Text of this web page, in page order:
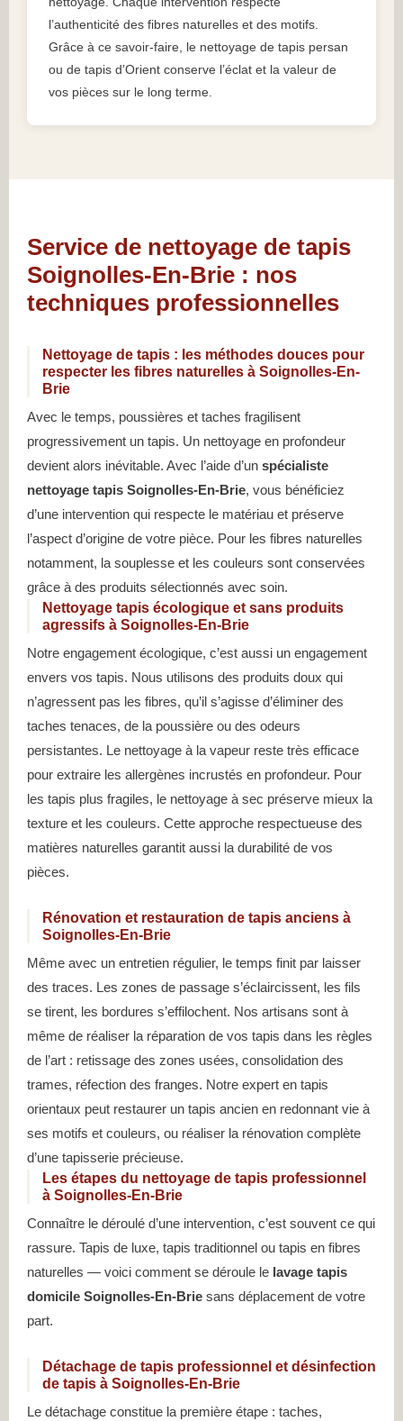
l’authenticité des fibres naturelles et des motifs.
Grâce à ce savoir-faire, le nettoyage de tapis persan
ou de tapis d’Orient conserve l’éclat et la valeur de
vos pièces sur le long terme.
Service de nettoyage de tapis
Soignolles-En-Brie : nos
techniques professionnelles
Nettoyage de tapis : les méthodes douces pour
respecter les fibres naturelles à Soignolles-En-
Brie
Avec le temps, poussières et taches fragilisent
progressivement un tapis. Un nettoyage en profondeur
devient alors inévitable. Avec l’aide d’un spécialiste
nettoyage tapis Soignolles-En-Brie, vous bénéficiez
d’une intervention qui respecte le matériau et préserve
l’aspect d’origine de votre pièce. Pour les fibres naturelles
notamment, la souplesse et les couleurs sont conservées
grâce à des produits sélectionnés avec soin.
Nettoyage tapis écologique et sans produits
agressifs à Soignolles-En-Brie
Notre engagement écologique, c’est aussi un engagement
envers vos tapis. Nous utilisons des produits doux qui
n’agressent pas les fibres, qu’il s’agisse d’éliminer des
taches tenaces, de la poussière ou des odeurs
persistantes. Le nettoyage à la vapeur reste très efficace
pour extraire les allergènes incrustés en profondeur. Pour
les tapis plus fragiles, le nettoyage à sec préserve mieux la
texture et les couleurs. Cette approche respectueuse des
matières naturelles garantit aussi la durabilité de vos
pièces.
Rénovation et restauration de tapis anciens à
Soignolles-En-Brie
Même avec un entretien régulier, le temps finit par laisser
des traces. Les zones de passage s’éclaircissent, les fils
se tirent, les bordures s’effilochent. Nos artisans sont à
même de réaliser la réparation de vos tapis dans les règles
de l’art : retissage des zones usées, consolidation des
trames, réfection des franges. Notre expert en tapis
orientaux peut restaurer un tapis ancien en redonnant vie à
ses motifs et couleurs, ou réaliser la rénovation complète
d’une tapisserie précieuse.
Les étapes du nettoyage de tapis professionnel
à Soignolles-En-Brie
Connaître le déroulé d’une intervention, c’est souvent ce qui
rassure. Tapis de luxe, tapis traditionnel ou tapis en fibres
naturelles — voici comment se déroule le lavage tapis
domicile Soignolles-En-Brie sans déplacement de votre
part.
Détachage de tapis professionnel et désinfection
de tapis à Soignolles-En-Brie
Le détachage constitue la première étape : taches,